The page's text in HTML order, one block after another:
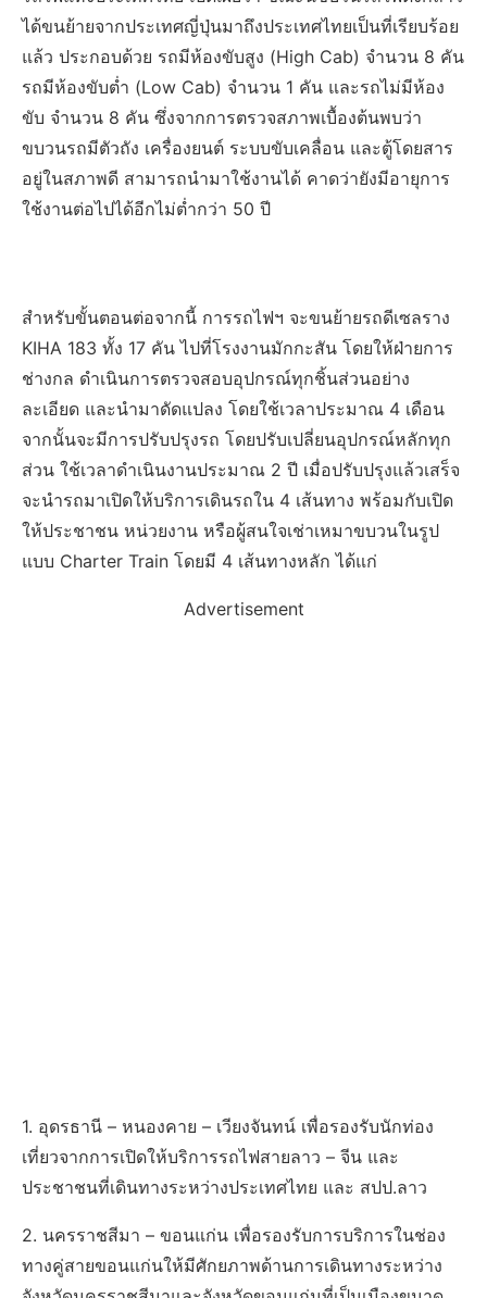
ได้ขนย้ายจากประเทศญี่ปุ่นมาถึงประเทศไทยเป็นที่เรียบร้อย
แล้ว ประกอบด้วย รถมีห้องขับสูง (High Cab) จำนวน 8 คัน
รถมีห้องขับต่ำ (Low Cab) จำนวน 1 คัน และรถไม่มีห้อง
ขับ จำนวน 8 คัน ซึ่งจากการตรวจสภาพเบื้องต้นพบว่า
ขบวนรถมีตัวถัง เครื่องยนต์ ระบบขับเคลื่อน และตู้โดยสาร
อยู่ในสภาพดี สามารถนำมาใช้งานได้ คาดว่ายังมีอายุการ
ใช้งานต่อไปได้อีกไม่ต่ำกว่า 50 ปี
สำหรับขั้นตอนต่อจากนี้ การรถไฟฯ จะขนย้ายรถดีเซลราง
KIHA 183 ทั้ง 17 คัน ไปที่โรงงานมักกะสัน โดยให้ฝ่ายการ
ช่างกล ดำเนินการตรวจสอบอุปกรณ์ทุกชิ้นส่วนอย่าง
ละเอียด และนำมาดัดแปลง โดยใช้เวลาประมาณ 4 เดือน
จากนั้นจะมีการปรับปรุงรถ โดยปรับเปลี่ยนอุปกรณ์หลักทุก
ส่วน ใช้เวลาดำเนินงานประมาณ 2 ปี เมื่อปรับปรุงแล้วเสร็จ
จะนำรถมาเปิดให้บริการเดินรถใน 4 เส้นทาง พร้อมกับเปิด
ให้ประชาชน หน่วยงาน หรือผู้สนใจเช่าเหมาขบวนในรูป
แบบ Charter Train โดยมี 4 เส้นทางหลัก ได้แก่
Advertisement
1. อุดรธานี – หนองคาย – เวียงจันทน์ เพื่อรองรับนักท่อง
เที่ยวจากการเปิดให้บริการรถไฟสายลาว – จีน และ
ประชาชนที่เดินทางระหว่างประเทศไทย และ สปป.ลาว
2. นครราชสีมา – ขอนแก่น เพื่อรองรับการบริการในช่อง
ทางคู่สายขอนแก่นให้มีศักยภาพด้านการเดินทางระหว่าง